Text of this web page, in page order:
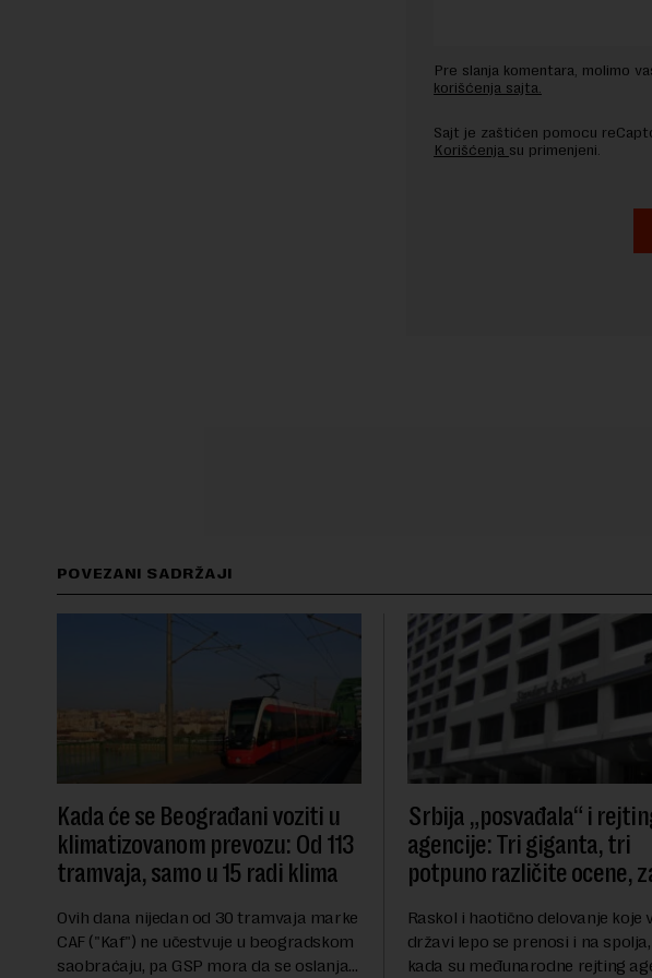
Pre slanja komentara, molimo
korišćenja sajta.
Sajt je zaštićen pomocu
Korišćenja su primenjeni.
POVEZANI SADRŽAJI
Kada će se Beograđani voziti u
klimatizovanom prevozu: Od 113
tramvaja, samo u 15 radi klima
Ovih dana nijedan od 30 tramvaja marke
CAF ("Kaf") ne učestvuje u beogradskom
saobraćaju, pa GSP mora da se oslanja
Srbija „posvađala“ i
agencije: Tri giganta, tri
potpuno različite ocene,
Raskol i haotično delovanje koje
državi lepo se prenosi i na
kada su međunarodne rejting